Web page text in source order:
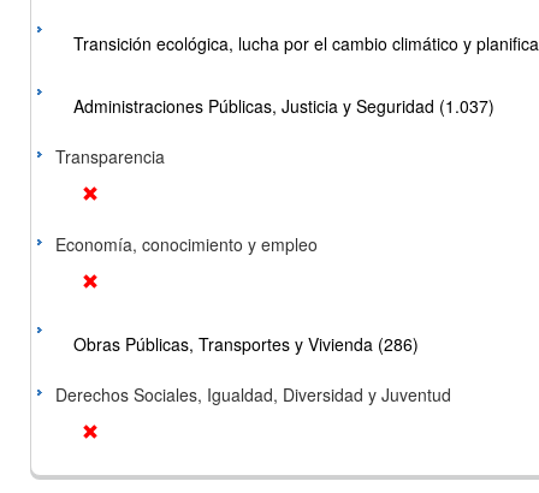
Transición ecológica, lucha por el cambio climático y
Administraciones Públicas, Justicia y Seguridad (1.037)
Transparencia
Economía, conocimiento y empleo
Obras Públicas, Transportes y Vivienda (286)
Derechos Sociales, Igualdad, Diversidad y Juventud